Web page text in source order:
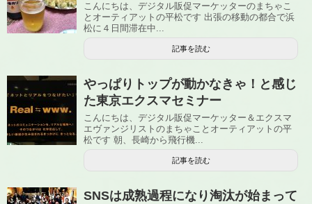
こんにちは、デジタル販促マーケッターのまちゃこ
とオーティアットの平松です 出張の移動の都合で浜
松に４日間滞在中...
記事を読む
やっぱりトップが動かなきゃ！と感じ
た東京エクスマセミナー
こんにちは、デジタル販促マーケッター＆エクスマ
エヴァンジリストのまちゃことオーティアットの平
松です 朝、長崎から飛行機...
記事を読む
SNSは成熟過程になり淘汰が始まって